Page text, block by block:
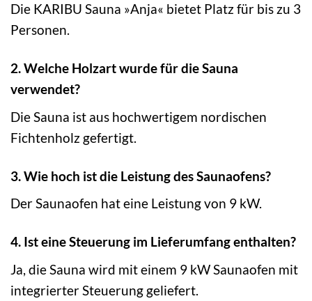
Die KARIBU Sauna »Anja« bietet Platz für bis zu 3
Personen.
2. Welche Holzart wurde für die Sauna
verwendet?
Die Sauna ist aus hochwertigem nordischen
Fichtenholz gefertigt.
3. Wie hoch ist die Leistung des Saunaofens?
Der Saunaofen hat eine Leistung von 9 kW.
4. Ist eine Steuerung im Lieferumfang enthalten?
Ja, die Sauna wird mit einem 9 kW Saunaofen mit
integrierter Steuerung geliefert.